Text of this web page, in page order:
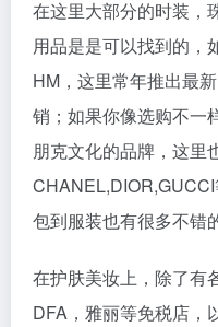
在这里大部分的时装，
用品是是可以找到的，
HM，这里常年推出最
销；如果你像选购不一
朋克文化的品牌，这里
包到服装也有很多不错
在护肤美妆上，除了有
DFA，雅丽等免税店，